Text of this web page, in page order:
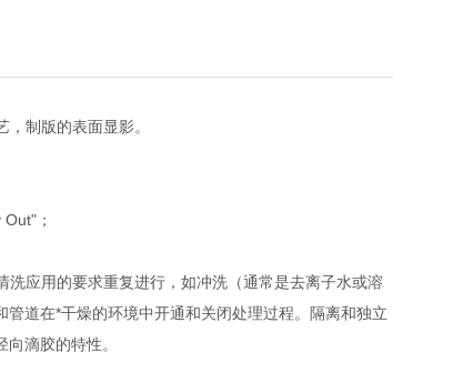
制版的表面显影。
Out"；
应用的要求重复进行，如冲洗（通常是去离子水或溶
道在*干燥的环境中开通和关闭处理过程。隔离和独立
滴胶的特性。